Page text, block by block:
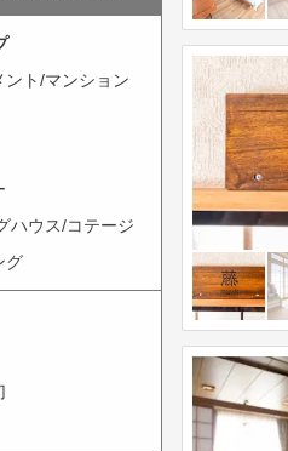
ント/マンション
ハウス/コテージ
グ